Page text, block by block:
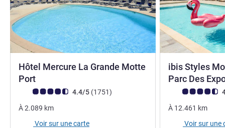
Hôtel Mercure La Grande Motte
Port
Note Avis clients (Note ALL)
4.4/5 (1751avis
)
À2.089 km
Voir sur une carte
ibis Styles
Parc Des
Note Avis clients
À 12.461 km
Voir sur une